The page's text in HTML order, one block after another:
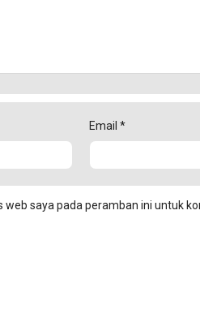
Email *
web saya pada peramban ini untuk